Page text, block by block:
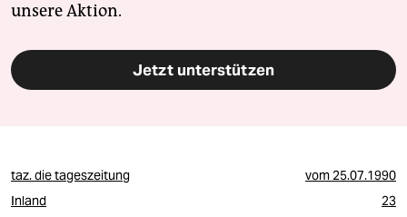
unsere Aktion.
Jetzt unterstützen
taz. die tageszeitung vom25.07.1990
Inland
23